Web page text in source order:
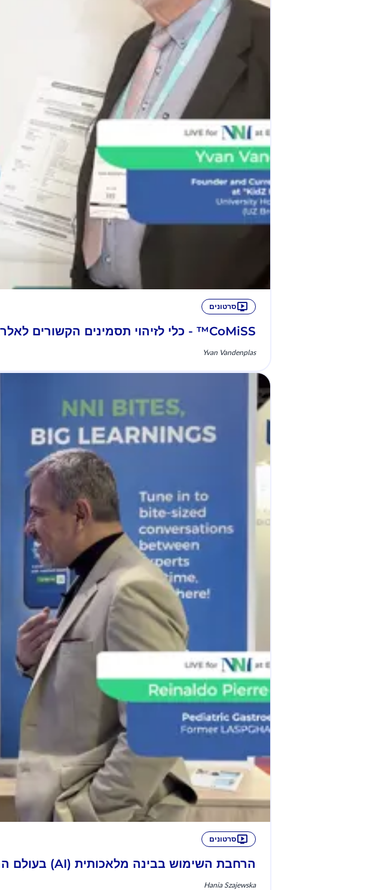
סרטונים
CoMiSS™ - כלי לזיהוי תסמינים הקשורים לאלרגיה לחלב פרה
Yvan Vandenplas
סרטונים
הרחבת השימוש בבינה מלאכותית (AI) בעולם הרפואה
Hania Szajewska